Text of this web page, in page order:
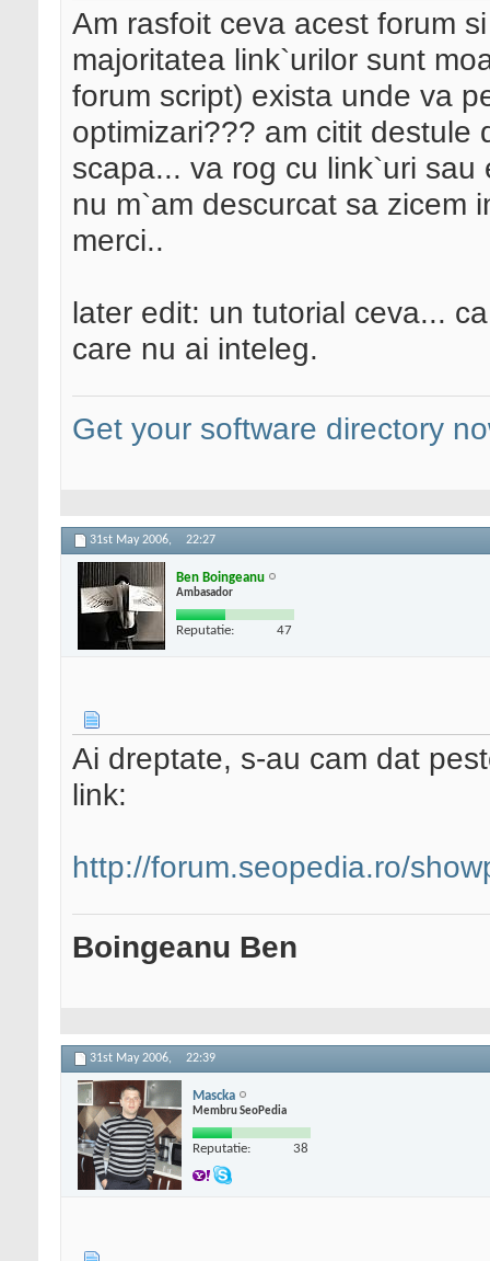
Am rasfoit ceva acest forum
majoritatea link`urilor sunt
forum script) exista unde va
optimizari??? am citit destule
scapa... va rog cu link`uri sau
nu m`am descurcat sa zicem
merci..
later edit: un tutorial ceva...
care nu ai inteleg.
Get your software directory
31st May 2006, 22:27
Ben Boingeanu
Ambasador
Reputatie: 47
Ai dreptate, s-au cam dat
link:
http://forum.seopedia.ro/
Boingeanu Ben
31st May 2006, 22:39
Mascka
Membru SeoPedia
Reputatie: 38